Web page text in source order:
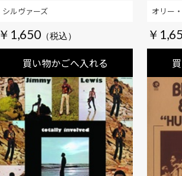
￥1,650
買い物かごへ入れる
シルヴァーズ
￥
オリー